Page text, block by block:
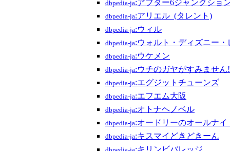
dbpedia-ja:アフター6ジャンクショ
dbpedia-ja:アリエル_(タレント)
dbpedia-ja:ウィル
dbpedia-ja:ウォルト・ディズニー・
dbpedia-ja:ウケメン
dbpedia-ja:ウチのガヤがすみません!
dbpedia-ja:エグジットチューンズ
dbpedia-ja:エフエム大阪
dbpedia-ja:オトナヘノベル
dbpedia-ja:オードリーのオールナイ
dbpedia-ja:キスマイどきどきーん